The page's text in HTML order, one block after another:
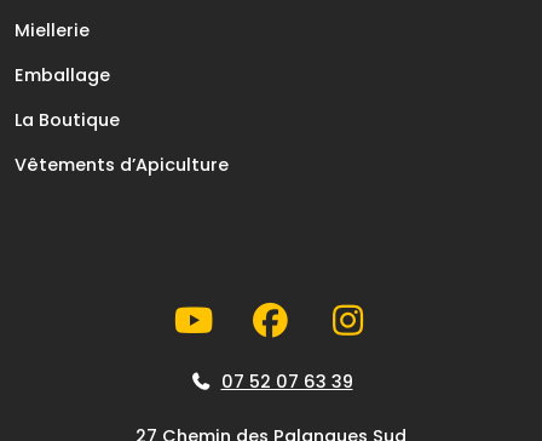
Miellerie
Emballage
La Boutique
Vêtements d’Apiculture
07 52 07 63 39